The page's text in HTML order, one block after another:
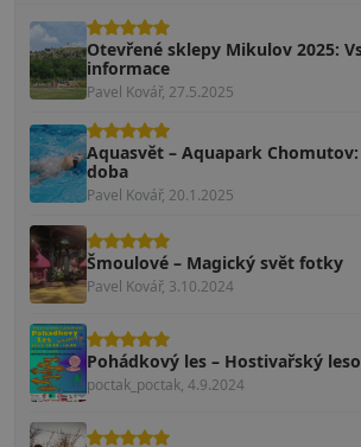
Otevřené sklepy Mikulov 2025:
informace
Pavel Kovář, 27.5.2025
Aquasvět – Aquapark
doba
Pavel Kovář, 20.1.2025
Šmoulové – Magický svět fotky
Pavel Kovář, 3.10.2024
Pohádkový les – Hostivařský
poctak_poctak, 4.9.2024